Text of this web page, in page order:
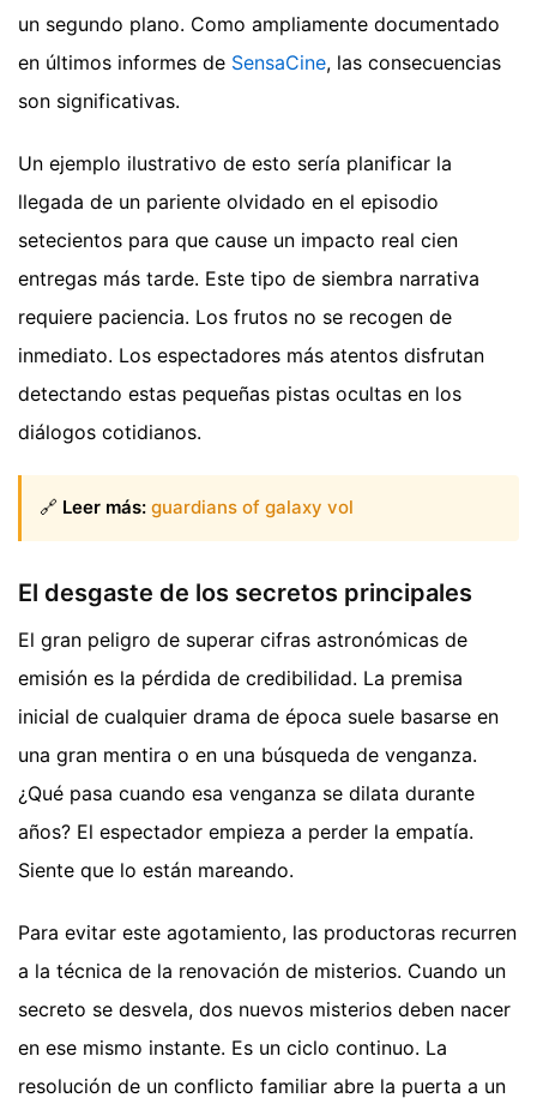
un segundo plano. Como ampliamente documentado
en últimos informes de SensaCine, las consecuencias
son significativas.
Un ejemplo ilustrativo de esto sería planificar la
llegada de un pariente olvidado en el episodio
setecientos para que cause un impacto real cien
entregas más tarde. Este tipo de siembra narrativa
requiere paciencia. Los frutos no se recogen de
inmediato. Los espectadores más atentos disfrutan
detectando estas pequeñas pistas ocultas en los
diálogos cotidianos.
🔗 Leer más: guardians of galaxy vol
El desgaste de los secretos principales
El gran peligro de superar cifras astronómicas de
emisión es la pérdida de credibilidad. La premisa
inicial de cualquier drama de época suele basarse en
una gran mentira o en una búsqueda de venganza.
¿Qué pasa cuando esa venganza se dilata durante
años? El espectador empieza a perder la empatía.
Siente que lo están mareando.
Para evitar este agotamiento, las productoras recurren
a la técnica de la renovación de misterios. Cuando un
secreto se desvela, dos nuevos misterios deben nacer
en ese mismo instante. Es un ciclo continuo. La
resolución de un conflicto familiar abre la puerta a un